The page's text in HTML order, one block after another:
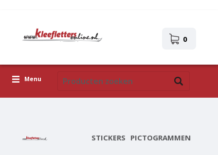
0
Menu
STICKERS PICTOGRAMMEN